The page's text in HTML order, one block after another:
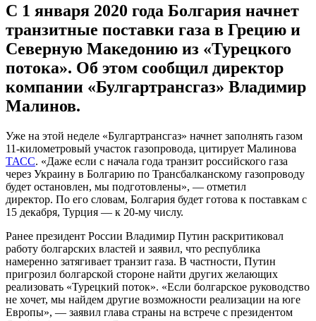
С 1 января 2020 года Болгария начнет
транзитные поставки газа в Грецию и
Северную Македонию из «Турецкого
потока». Об этом сообщил директор
компании «Булгартрансгаз» Владимир
Малинов.
Уже на этой неделе «Булгартрансгаз» начнет заполнять газом
11-километровый участок газопровода, цитирует Малинова
ТАСС. «Даже если с начала года транзит российского газа
через Украину в Болгарию по Трансбалканскому газопроводу
будет остановлен, мы подготовлены», — отметил
директор. По его словам, Болгария будет готова к поставкам с
15 декабря, Турция — к 20-му числу.
Ранее президент России Владимир Путин раскритиковал
работу болгарских властей и заявил, что республика
намеренно затягивает транзит газа. В частности, Путин
пригрозил болгарской стороне найти других желающих
реализовать «Турецкий поток». «Если болгарское руководство
не хочет, мы найдем другие возможности реализации на юге
Европы», — заявил глава страны на встрече с президентом